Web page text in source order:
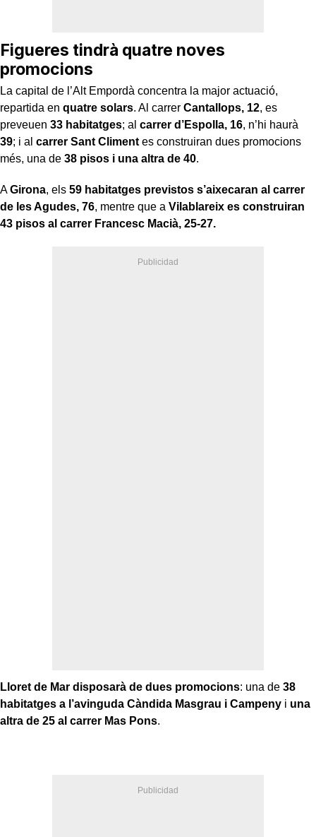
Figueres tindrà quatre noves
promocions
La capital de l’Alt Empordà concentra la major actuació,
repartida en quatre solars. Al carrer Cantallops, 12, es
preveuen 33 habitatges; al carrer d’Espolla, 16, n’hi haurà
39; i al carrer Sant Climent es construiran dues promocions
més, una de 38 pisos i una altra de 40.
AGirona, els 59 habitatges previstos s’aixecaran al carrer
de les Agudes, 76, mentre que a Vilablareix es construiran
43 pisos al carrer Francesc Macià, 25-27.
Lloret de Mar disposarà de dues promocions: una de 38
habitatges a l’avinguda Càndida Masgrau i Campeny i una
altra de 25 al carrer Mas Pons.